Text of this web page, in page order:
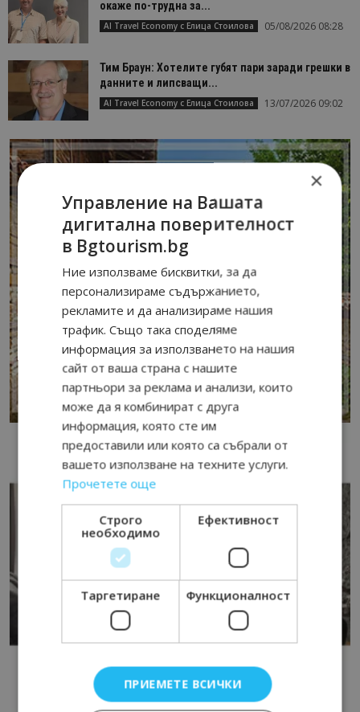
окаже по-трудна за...
AI Travel Economy с Елица Стоилова 05/08/2026 08:28
Тим Браун: Хотелите губят пари заради грешки в
данните и липсващи...
AI Travel Economy с Елица Стоилова 13/07/2026 09:02
×
Управление на Вашата
дигитална поверителност
в Bgtourism.bg
Ние използваме бисквитки, за да
персонализираме съдържанието,
рекламите и да анализираме нашия
трафик. Също така споделяме
информация за използването на нашия
сайт от ваша страна с нашите
партньори за реклама и анализи, които
може да я комбинират с друга
информация, която сте им
предоставили или която са събрали от
вашето използване на техните услуги.
Прочетете още
Строго
необходимо
Ефективност
Таргетиране Функционалност
ПРИЕМЕТЕ ВСИЧКИ